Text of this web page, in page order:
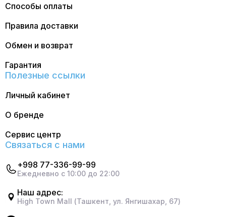
Способы оплаты
Правила доставки
Обмен и возврат
Гарантия
Полезные ссылки
Личный кабинет
О бренде
Сервис центр
Связаться с нами
+998 77-336-99-99
Ежедневно с 10:00 до 22:00
Наш адрес:
High Town Mall (Ташкент, ул. Янгишахар, 67)